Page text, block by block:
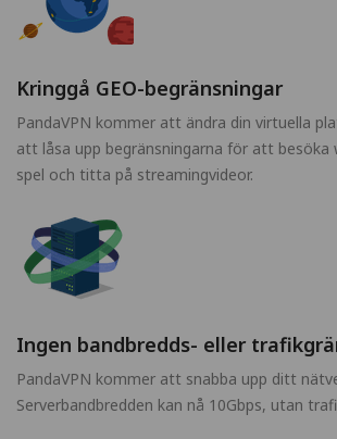
Kringgå GEO-begränsningar
PandaVPN kommer att ändra din virtuella
att låsa upp begränsningarna för att besöka
spel och titta på streamingvideor.
Ingen bandbredds- eller
PandaVPN kommer att snabba upp ditt
Serverbandbredden kan nå 10Gbps, utan